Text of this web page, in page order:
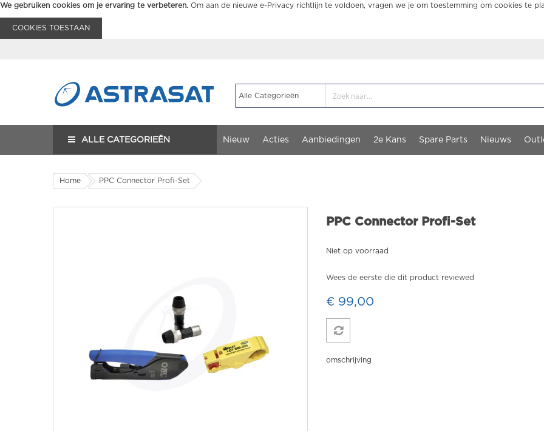
We gebruiken cookies om je ervaring te verbeteren. Om aan de nieuwe e-Privacy richtlijn te voldoen, vragen we je om toestemming om cookies te
COOKIES TOESTAAN
ALLE CATEGORIEËN Nieuw Acties Aanbiedingen 2e Kans Spare Parts Nieuws
Home PPC Connector Profi-Set
PPC Connector Profi-Set
Niet op voorraad
Wees de eerste die dit product reviewed
€ 99,00
omschrijving